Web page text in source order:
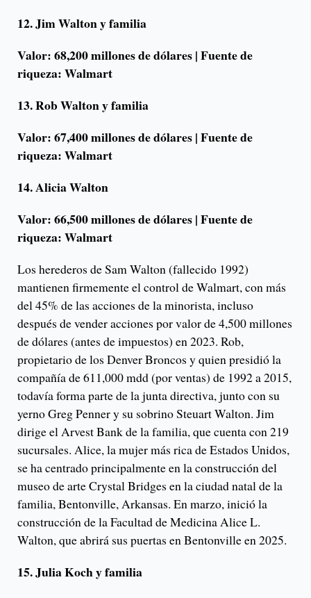
12. Jim Walton y familia
Valor: 68,200 millones de dólares | Fuente de
riqueza: Walmart
13. Rob Walton y familia
Valor: 67,400 millones de dólares | Fuente de
riqueza: Walmart
14. Alicia Walton
Valor: 66,500 millones de dólares | Fuente de
riqueza: Walmart
Los herederos de Sam Walton (fallecido 1992)
mantienen firmemente el control de Walmart, con más
del 45% de las acciones de la minorista, incluso
después de vender acciones por valor de 4,500 millones
de dólares (antes de impuestos) en 2023. Rob,
propietario de los Denver Broncos y quien presidió la
compañía de 611,000 mdd (por ventas) de 1992 a 2015,
todavía forma parte de la junta directiva, junto con su
yerno Greg Penner y su sobrino Steuart Walton. Jim
dirige el Arvest Bank de la familia, que cuenta con 219
sucursales. Alice, la mujer más rica de Estados Unidos,
se ha centrado principalmente en la construcción del
museo de arte Crystal Bridges en la ciudad natal de la
familia, Bentonville, Arkansas. En marzo, inició la
construcción de la Facultad de Medicina Alice L.
Walton, que abrirá sus puertas en Bentonville en 2025.
15. Julia Koch y familia